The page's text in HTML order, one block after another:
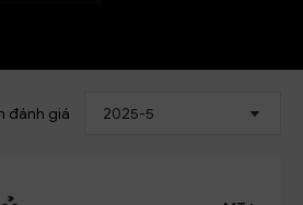
đánh giá 2025-5